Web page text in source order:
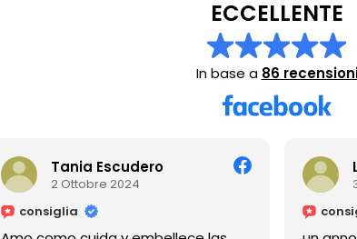
ECCELLENTE
In base a 86
Tania Escudero
2 Ottobre 2024
consiglia